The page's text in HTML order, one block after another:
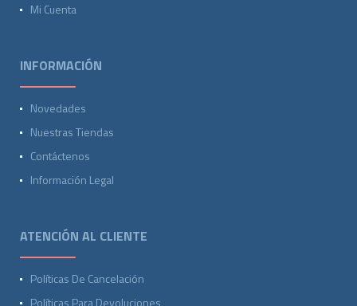
Mi Cuenta
INFORMACIÓN
Novedades
Nuestras Tiendas
Contáctenos
Información Legal
ATENCIÓN AL CLIENTE
Políticas De Cancelación